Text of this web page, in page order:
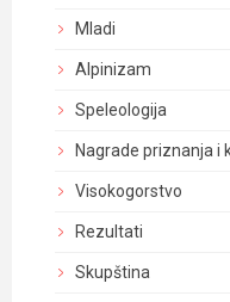
Mladi
Alpinizam
Speleologija
Nagrade priznanja i
Visokogorstvo
Rezultati
Skupština